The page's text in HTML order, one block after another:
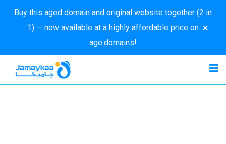
Buy this aged domain and original website together (2 in
1) — now available at a highly affordable price on
age.domains!
×